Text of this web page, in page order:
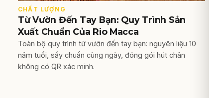
CHẤT LƯỢNG
Từ Vườn Đến Tay Bạn: Quy Trình Sản
Xuất Chuẩn Của Rio Macca
Toàn bộ quy trình từ vườn đến tay bạn: nguyên liệu 10
năm tuổi, sấy chuẩn cùng ngày, đóng gói hút chân
không có QR xác minh.